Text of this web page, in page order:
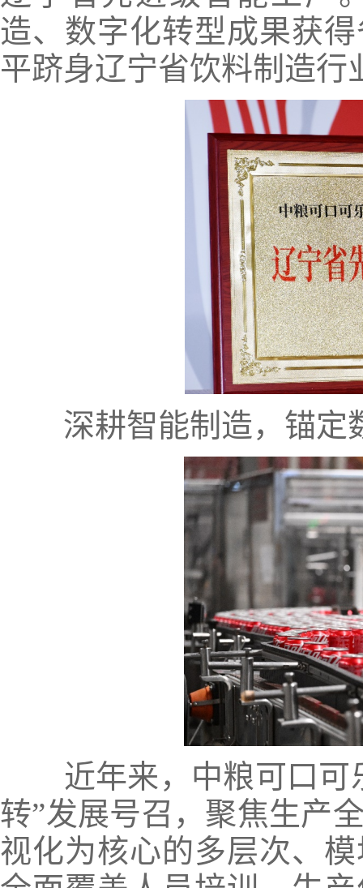
造、数字化转型成果获
平跻身辽宁省饮料制造行
深耕智能制造，锚定
近年来，中粮可口可
转”发展号召，聚焦生产
视化为核心的多层次、